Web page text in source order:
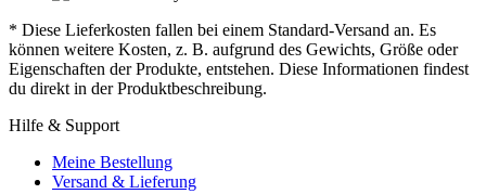
* Diese Lieferkosten fallen bei einem Standard-Versand an. Es
können weitere Kosten, z. B. aufgrund des Gewichts, Größe oder
Eigenschaften der Produkte, entstehen. Diese Informationen findest
du direkt in der Produktbeschreibung.
Hilfe & Support
Meine Bestellung
Versand & Lieferung